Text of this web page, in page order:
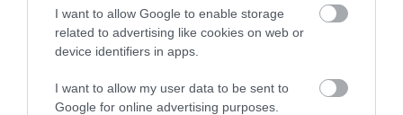
I want to allow Google to enable storage
related to advertising like cookies on web or
device identifiers in apps.
I want to allow my user data to be sent to
Google for online advertising purposes.
sportág fejlődését, 2021-ben a nehéz körülmények
ellenére is sikerekről lehetett beszámolni.
Díjugratásban Magyarország adta az Európa-
bajnokot az ifjúságiak között, de a díjlovasok
eljutottak a világbajnokságra sok-sok év után ismét.